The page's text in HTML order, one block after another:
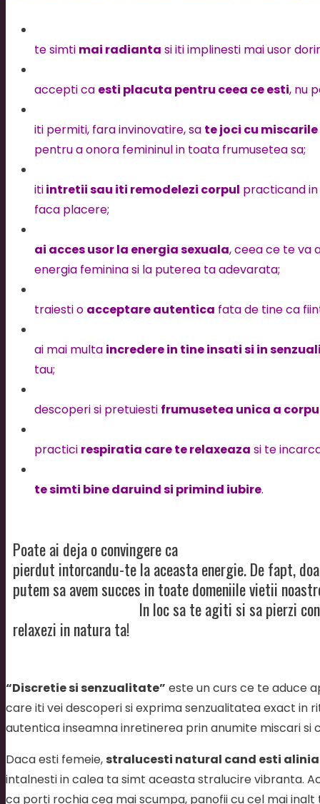
te simti mai radianta si iti implinesti mai usor
accepti ca esti placuta pentru ceea ce esti, nu
iti permiti, fara invinovatire, sa te joci cu
pentru a onora femininul in toata frumusetea sa;
itiintretii sau iti remodelezi corpul practicand
faca placere;
ai acces usor la energia sexuala, ceea ce te va
energia feminina si la puterea ta adevarata;
traiesti o acceptare autentica fata de tine ca
ai mai multa incredere in tine insati si in
tau;
descoperi si pretuiesti frumusetea unica a
practici respiratia care te relaxeaza si te
te simti bine daruind si primind iubire.
Poate ai deja o convingere ca
pierdut intorcandu-te la aceasta energie. De fapt,
putem sa avem succes in toate domeniile vietii
In loc sa te agiti si sa pierzi
relaxezi in natura ta!
“Discretie si senzualitate” este un curs ce te aduce
care iti vei descoperi si exprima senzualitatea exact in
autentica inseamna inretinerea prin anumite miscari
Daca esti femeie, stralucesti natural cand esti
intalnesti in calea ta simt aceasta stralucire vibranta.
ca porti rochia cea mai scumpa, panofii cu cel mai